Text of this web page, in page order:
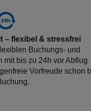
– flexibel & stressfrei
Buchungs- und
bis zu 24h vor Abflug
Vorfreude schon